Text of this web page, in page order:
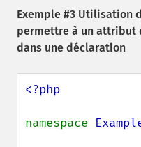
Exemple #3 Utilisation
permettre à un
dans une déclaration
<?php
namespace